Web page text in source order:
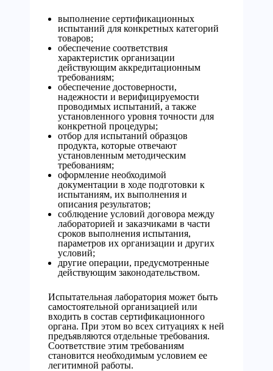
выполнение сертификационных
испытаний для конкретных категорий
товаров;
обеспечение соответствия
характеристик организации
действующим аккредитационным
требованиям;
обеспечение достоверности,
надежности и верифицируемости
проводимых испытаний, а также
установленного уровня точности для
конкретной процедуры;
отбор для испытаний образцов
продукта, которые отвечают
установленным методическим
требованиям;
оформление необходимой
документации в ходе подготовки к
испытаниям, их выполнения и
описания результатов;
соблюдение условий договора между
лабораторией и заказчиками в части
сроков выполнения испытания,
параметров их организации и других
условий;
другие операции, предусмотренные
действующим законодательством.
Испытательная лаборатория может быть
самостоятельной организацией или
входить в состав сертификационного
органа. При этом во всех ситуациях к ней
предъявляются отдельные требования.
Соответствие этим требованиям
становится необходимым условием ее
легитимной работы.